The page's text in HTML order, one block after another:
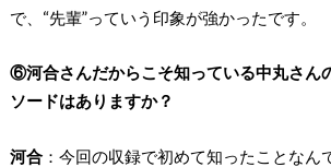
で、“先輩”っていう印象が強かったです。
⑥河合さんだからこそ知っている中丸さん
ソードはありますか？
河合：今回の収録で初めて知ったことなん